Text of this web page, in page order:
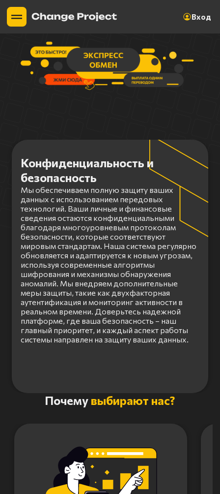
Вход
Конфиденциальность и
безопасность
Мы обеспечиваем полную защиту ваших
данных с использованием передовых
технологий. Ваши личные и финансовые
сведения остаются конфиденциальными
благодаря многоуровневым протоколам
безопасности, которые соответствуют
мировым стандартам. Наша система регулярно
обновляется и адаптируется к новым угрозам,
используя современные алгоритмы
шифрования и механизмы обнаружения
аномалий. Мы внедряем дополнительные
меры защиты, такие как двухфакторная
аутентификация и мониторинг активности в
реальном времени. Доверьтесь надежной
платформе, где ваша безопасность – наш
главный приоритет, и каждый аспект работы
системы направлен на защиту ваших данных.
Почему выбирают нас?